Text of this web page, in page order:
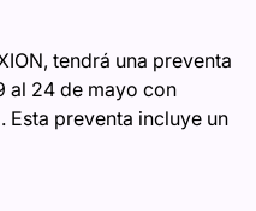
tendrá una preventa
al 24 de mayo con
Esta preventa incluye un